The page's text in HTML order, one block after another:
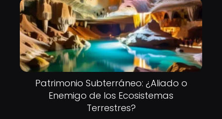
Patrimonio Subterráneo: ¿Aliado o
Enemigo de los Ecosistemas
Terrestres?